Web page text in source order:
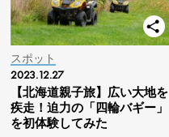
スポット
2023.12.27
【北海道親子旅】広い大地を
疾走！迫力の「四輪バギー」
を初体験してみた